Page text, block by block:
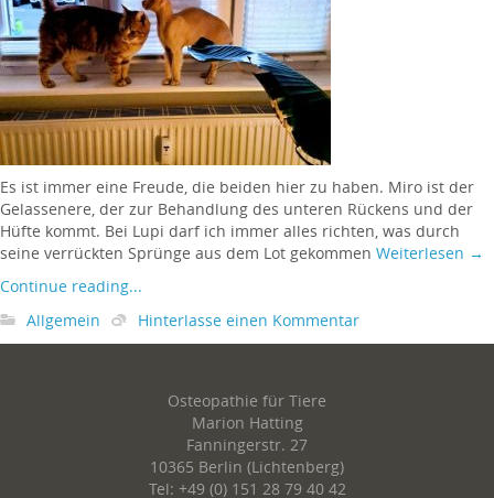
Es ist immer eine Freude, die beiden hier zu haben. Miro ist der
Gelassenere, der zur Behandlung des unteren Rückens und der
Hüfte kommt. Bei Lupi darf ich immer alles richten, was durch
seine verrückten Sprünge aus dem Lot gekommen Weiterlesen →
Continue reading...
Allgemein
Hinterlasse einen Kommentar
Osteopathie für Tiere
Marion Hatting
Fanningerstr. 27
10365 Berlin (Lichtenberg)
Tel: +49 (0) 151 28 79 40 42